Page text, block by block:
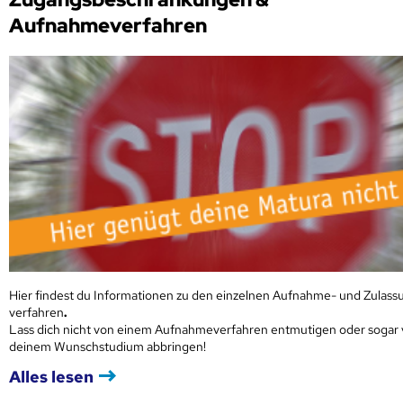
Aufnahmeverfahren
Hier findest du Informationen zu den einzelnen Aufnahme- und
verfahren.
Lass dich nicht von einem Aufnahmeverfahren entmutigen oder sogar
deinem Wunschstudium abbringen!
Alles lesen